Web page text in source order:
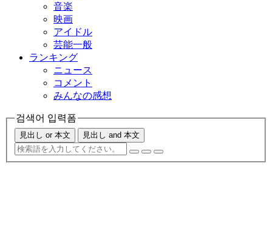
音楽
映画
アイドル
芸能一般
ランキング
ニュース
コメント
みんなの感想
검색어 입력폼
見出し or 本文 見出し and 本文